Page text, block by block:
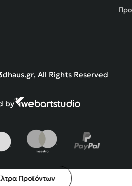
All Rights Reserved
by
Προϊόντων